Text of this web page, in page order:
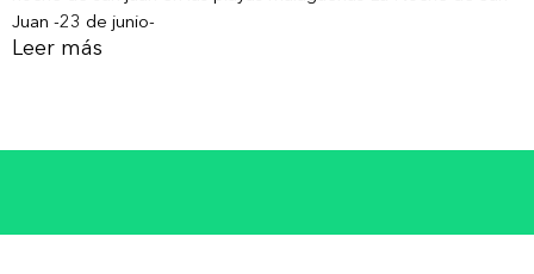
Juan -23 de junio-
Leer más